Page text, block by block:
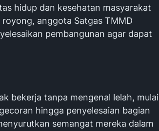
hidup dan kesehatan masyarakat
anggota Satgas TMMD
pembangunan agar dapat
bekerja tanpa mengenal lelah, mulai
hingga penyelesaian bagian
semangat mereka dalam